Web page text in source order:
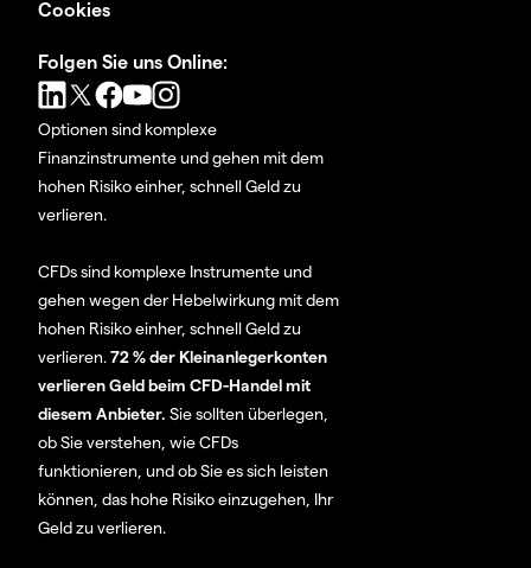
Cookies
Folgen Sie uns Online:
Optionen sind komplexe
Finanzinstrumente und gehen mit dem
hohen Risiko einher, schnell Geld zu
verlieren.
CFDs sind komplexe Instrumente und
gehen wegen der Hebelwirkung mit dem
hohen Risiko einher, schnell Geld zu
verlieren.72 % der Kleinanlegerkonten
verlieren Geld beim CFD-Handel mit
diesem Anbieter. Sie sollten überlegen,
ob Sie verstehen, wie CFDs
funktionieren, und ob Sie es sich leisten
können, das hohe Risiko einzugehen, Ihr
Geld zu verlieren.